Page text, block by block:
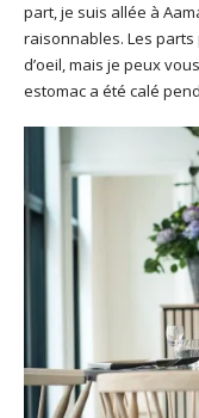
part, je suis allée à
raisonnables. Les
d’oeil, mais je peux
estomac a été calé